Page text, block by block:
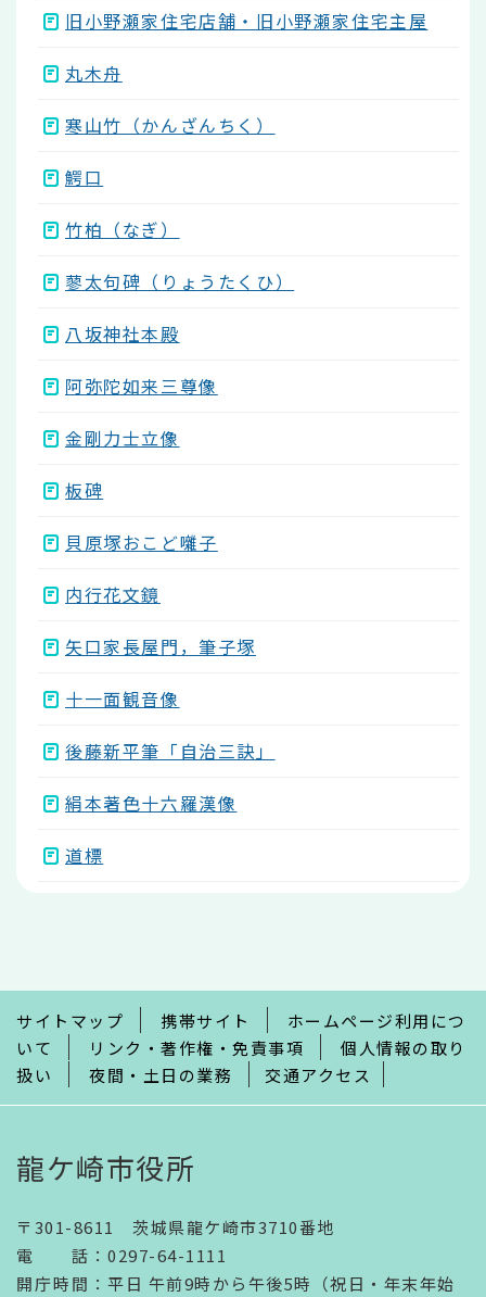
旧小野瀬家住宅店舗・旧小野瀬家住宅主屋
丸木舟
寒山竹（かんざんちく）
鰐口
竹柏（なぎ）
蓼太句碑（りょうたくひ）
八坂神社本殿
阿弥陀如来三尊像
金剛力士立像
板碑
貝原塚おこど囃子
内行花文鏡
矢口家長屋門，筆子塚
十一面観音像
後藤新平筆「自治三訣」
絹本著色十六羅漢像
道標
で
サイトマップ 携帯サイト
ホームページ利用につ
いて
リンク・著作権・免責事項
個人情報の取り
扱い
夜間・土日の業務 交通アクセス
龍ケ崎市役所
〒301-8611 茨城県龍ケ崎市3710番地
電話 ： 0297-64-1111
開庁時間 ： 平日 午前9時から午後5時（祝日・年末年始